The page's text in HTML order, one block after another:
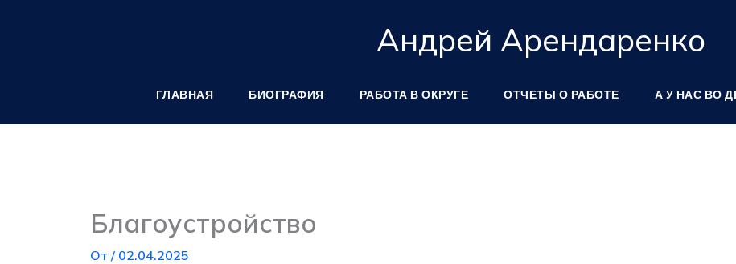
Андрей Арендаренко
ГЛАВНАЯ БИОГРАФИЯ РАБОТА В ОКРУГЕ ОТЧЕТЫ О РАБОТЕ А У НАС ВО
Благоустройство
От / 02.04.2025